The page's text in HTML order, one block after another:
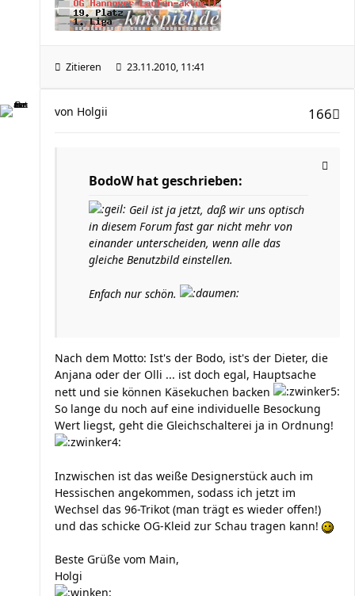
Zitieren 23.11.2010, 11:41
166
von Holgii
BodoW hat geschrieben:
Geil ist ja jetzt, daß wir uns optisch
in diesem Forum fast gar nicht mehr von
einander unterscheiden, wenn alle das
gleiche Benutzbild einstellen.
Enfach nur schön.
Nach dem Motto: Ist's der Bodo, ist's der Dieter, die
Anjana oder der Olli ... ist doch egal, Hauptsache
nett und sie können Käsekuchen backen
So lange du noch auf eine individuelle Besockung
Wert liegst, geht die Gleichschalterei ja in Ordnung!
Inzwischen ist das weiße Designerstück auch im
Hessischen angekommen, sodass ich jetzt im
Wechsel das 96-Trikot (man trägt es wieder offen!)
und das schicke OG-Kleid zur Schau tragen kann!
Beste Grüße vom Main,
Holgi